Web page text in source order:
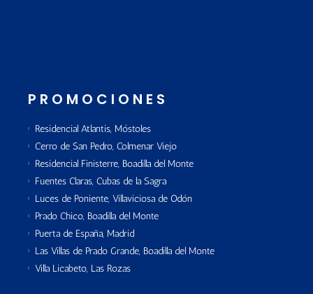
PROMOCIONES
Residencial Atlantis, Móstoles
Cerro de San Pedro, Colmenar Viejo
Residencial Finisterre, Boadilla del Monte
Fuentes Claras, Cubas de la Sagra
Luces de Poniente, Villaviciosa de Odón
Prado Chico, Boadilla del Monte
Puerta de España, Madrid
Las Villas de Prado Grande, Boadilla del Monte
Villa Licabeto, Las Rozas